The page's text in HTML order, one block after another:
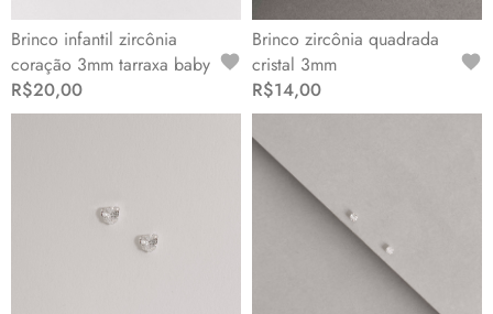
Brinco infantil zircônia
coração 3mm tarraxa baby
R$20,00
Brinco zircônia quadrada
cristal 3mm
R$14,00